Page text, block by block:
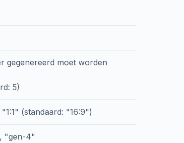
gegenereerd moet worden
5)
(standaard: "16:9")
"gen-4"